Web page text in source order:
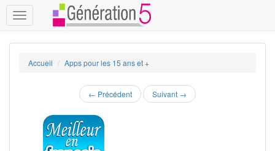
Toggle
navigation
Accueil Apps pour les 15 ans et +
← Précédent Suivant →